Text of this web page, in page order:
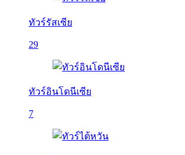
ทัวร์รัสเซีย
29
ทัวร์อินโดนีเซีย
7